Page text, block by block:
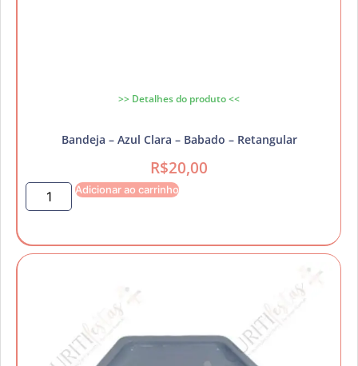
>> Detalhes do produto <<
Bandeja – Azul Clara – Babado – Retangular
R$20,00
Adicionar ao carrinho